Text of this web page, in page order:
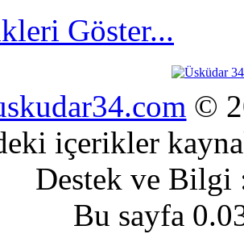
Göster...
©
içerikler
Destek ve
Bu sayfa